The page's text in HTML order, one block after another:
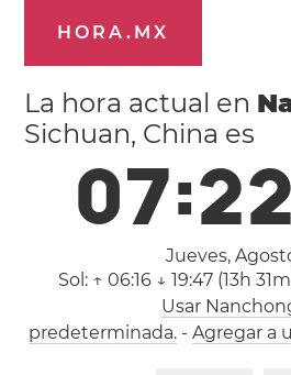
HORA.MX
La hora actual en
Sichuan, China es
07:22
Jueves,
Sol: ↑ 06:16 ↓ 19:47 (13h
Usar
predeterminada.- Agregar a